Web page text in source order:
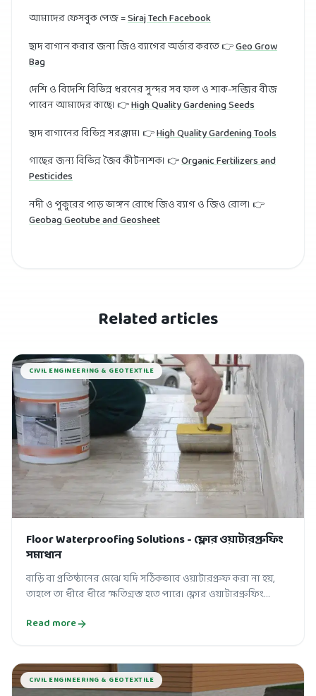
আমাদের ফেসবুক পেজ =Siraj Tech Facebook
ছাদ বাগান করার জন্য জিও ব্যাগের অর্ডার করতে 👉Geo Grow
Bag
দেশি ও বিদেশি বিভিন্ন ধরনের সুন্দর সব ফল ও শাক-সব্জির বীজ
পাবেন আমাদের কাছে। 👉High Quality Gardening Seeds
ছাদ বাগানের বিভিন্ন সরঞ্জাম। 👉High Quality Gardening Tools
গাছের জন্য বিভিন্ন জৈব কীটনাশক। 👉Organic Fertilizers and
Pesticides
নদী ও পুকুরের পাড় ভাঙ্গন রোধে জিও ব্যাগ ও জিও রোল। 👉
Geobag Geotube and Geosheet
Related articles
CIVIL ENGINEERING & GEOTEXTILE
Floor Waterproofing Solutions - ফ্লোর ওয়াটারপ্রুফিং
সমাধান
বাড়ি বা প্রতিষ্ঠানের মেঝে যদি সঠিকভাবে ওয়াটারপ্রুফ করা না হয়,
তাহলে তা ধীরে ধীরে ক্ষতিগ্রস্ত হতে পারে। ফ্লোর ওয়াটারপ্রুফিং
Read more
CIVIL ENGINEERING & GEOTEXTILE